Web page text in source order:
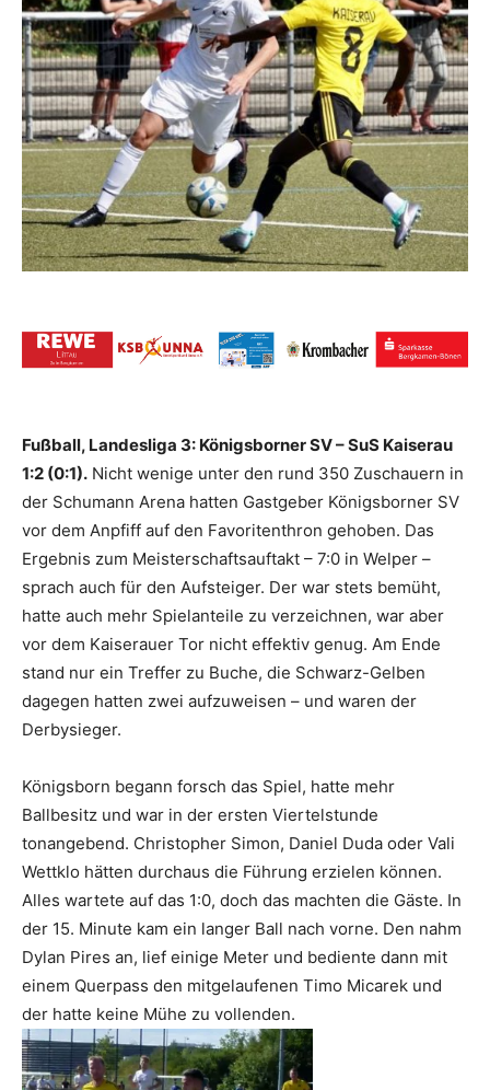
Fußball, Landesliga 3: Königsborner SV – SuS Kaiserau
1:2 (0:1). Nicht wenige unter den rund 350 Zuschauern in
der Schumann Arena hatten Gastgeber Königsborner SV
vor dem Anpfiff auf den Favoritenthron gehoben. Das
Ergebnis zum Meisterschaftsauftakt – 7:0 in Welper –
sprach auch für den Aufsteiger. Der war stets bemüht,
hatte auch mehr Spielanteile zu verzeichnen, war aber
vor dem Kaiserauer Tor nicht effektiv genug. Am Ende
stand nur ein Treffer zu Buche, die Schwarz-Gelben
dagegen hatten zwei aufzuweisen – und waren der
Derbysieger.
Königsborn begann forsch das Spiel, hatte mehr
Ballbesitz und war in der ersten Viertelstunde
tonangebend. Christopher Simon, Daniel Duda oder Vali
Wettklo hätten durchaus die Führung erzielen können.
Alles wartete auf das 1:0, doch das machten die Gäste. In
der 15. Minute kam ein langer Ball nach vorne. Den nahm
Dylan Pires an, lief einige Meter und bediente dann mit
einem Querpass den mitgelaufenen Timo Micarek und
der hatte keine Mühe zu vollenden.